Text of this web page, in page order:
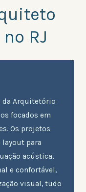
RJ
da Arquitetório
focados em
Os projetos
para
acústica,
e confortável,
visual, tudo